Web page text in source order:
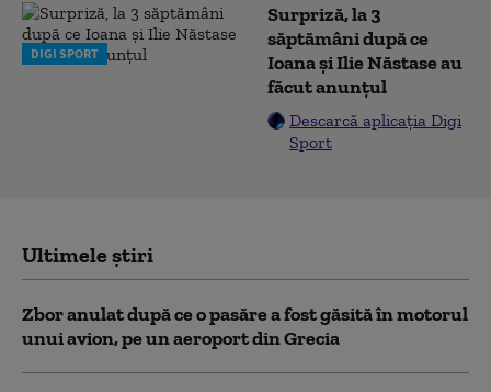
DIGI SPORT
Surpriză, la 3
săptămâni după ce
Ioana și Ilie Năstase au
făcut anunțul
Descarcă aplicația Digi
Sport
Ultimele știri
Zbor anulat după ce o pasăre a fost găsită în motorul
unui avion, pe un aeroport din Grecia